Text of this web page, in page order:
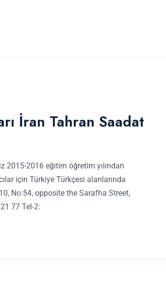
İran Tahran Saadat
2015-2016 eğitim öğretim yılından
için Türkiye Türkçesi alanlarında
No:54, opposite the Sarafha Street,
77 Tel-2: